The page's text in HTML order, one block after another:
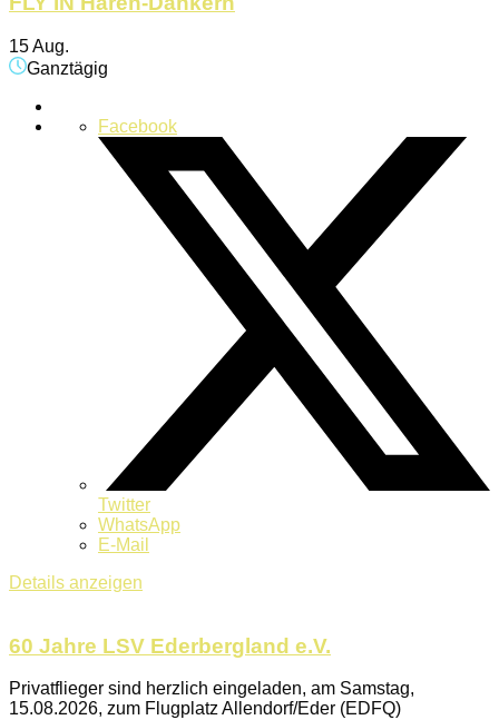
15 Aug.
Ganztägig
Facebook
Twitter
WhatsApp
E-Mail
Details anzeigen
60 Jahre LSV Ederbergland e.V.
Privatflieger sind herzlich eingeladen, am Samstag,
15.08.2026, zum Flugplatz Allendorf/Eder (EDFQ)